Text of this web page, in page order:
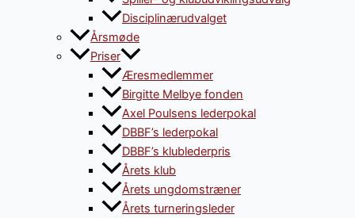
Disciplinærudvalget
Årsmøde
Priser
Æresmedlemmer
Birgitte Melbye fonden
Axel Poulsens lederpokal
DBBF’s lederpokal
DBBF’s klublederpris
Årets klub
Årets ungdomstræner
Årets turneringsleder